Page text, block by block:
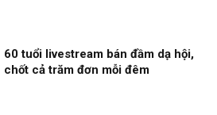
60 tuổi livestream bán đầm dạ hội,
chốt cả trăm đơn mỗi đêm